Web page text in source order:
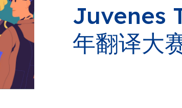
Juvenes
年翻译大